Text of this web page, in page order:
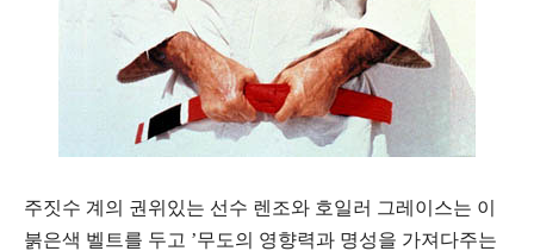
주짓수 계의 권위있는 선수 렌조와 호일러 그레이스는 이
붉은색 벨트를 두고 ’무도의 영향력과 명성을 가져다주는